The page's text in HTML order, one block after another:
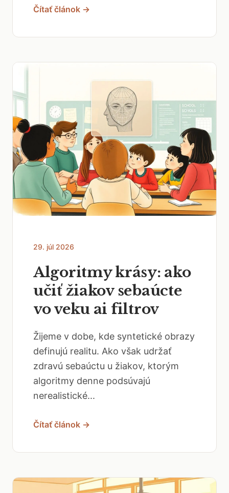
Čítať článok →
29. júl 2026
Algoritmy krásy: ako
učiť žiakov sebaúcte
vo veku ai filtrov
Žijeme v dobe, kde syntetické obrazy
definujú realitu. Ako však udržať
zdravú sebaúctu u žiakov, ktorým
algoritmy denne podsúvajú
nerealistické...
Čítať článok →